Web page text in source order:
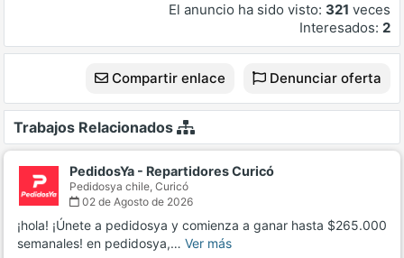
El anuncio ha sido visto: 321 veces
Interesados: 2
Compartir enlace Denunciar oferta
Trabajos Relacionados
PedidosYa - Repartidores Curicó
Pedidosya chile, Curicó
02 de Agosto de 2026
¡hola! ¡Únete a pedidosya y comienza a ganar hasta $265.000
semanales! en pedidosya,… Ver más